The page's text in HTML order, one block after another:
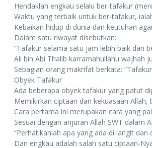
Hendaklah engkau selalu ber-tafakur
Waktu yang terbaik untuk ber-tafakur,
Kebaikan hidup di dunia dan keutuhan
Dalam satu riwayat disebutkan:
“Tafakur selama satu jam lebih baik dari
Ali bin Abi Thalib karramahullahu wajhah
Sebagian orang makrifat berkata:
Obyek Tafakur
Ada beberapa obyek tafakur yang patut
Memikirkan ciptaan dan kekuasaan
Cara pertama ini merupakan cara yang
Sesuai dengan anjuran Allah SWT dalam
“Perhatikanlah apa yang ada di langit dan
Dan engkau adalah salah satu ciptaan-